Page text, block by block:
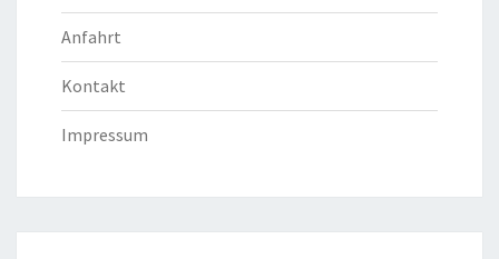
Anfahrt
Kontakt
Impressum